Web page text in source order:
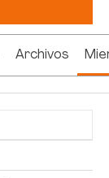
Archivos